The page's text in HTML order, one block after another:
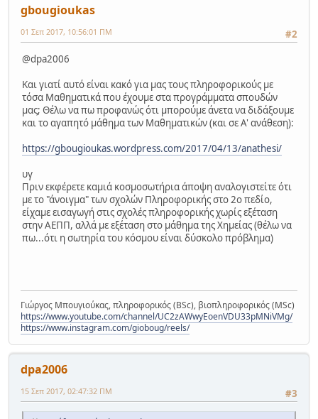
gbougioukas
#2
01 Σεπ 2017, 10:56:01 ΠΜ
@dpa2006
Και γιατί αυτό είναι κακό για μας τους πληροφορικούς με
τόσα Μαθηματικά που έχουμε στα προγράμματα σπουδών
μας; Θέλω να πω προφανώς ότι μπορούμε άνετα να διδάξουμε
και το αγαπητό μάθημα των Μαθηματικών (και σε Α' ανάθεση):
https://gbougioukas.wordpress.com/2017/04/13/anathesi/
υγ
Πριν εκφέρετε καμιά κοσμοσωτήρια άποψη αναλογιστείτε ότι
με το "άνοιγμα" των σχολών Πληροφορικής στο 2ο πεδίο,
είχαμε εισαγωγή στις σχολές πληροφορικής χωρίς εξέταση
στην ΑΕΠΠ, αλλά με εξέταση στο μάθημα της Χημείας (θέλω να
πω...ότι η σωτηρία του κόσμου είναι δύσκολο πρόβλημα)
Γιώργος Μπουγιούκας, πληροφορικός (BSc), βιοπληροφορικός (MSc)
https://www.youtube.com/channel/UC2zAWwyEoenVDU33pMNiVMg/
https://www.instagram.com/gioboug/reels/
dpa2006
#3
15 Σεπ 2017, 02:47:32 ΠΜ